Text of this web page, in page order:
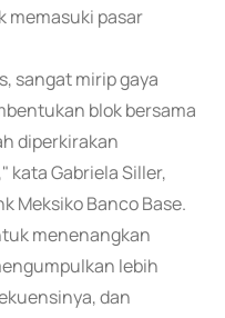
memasuki pasar
sangat mirip gaya
blok bersama
diperkirakan
kata Gabriela Siller,
Meksiko Banco Base.
menenangkan
lebih
dan